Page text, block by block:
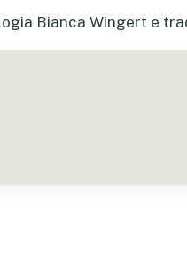
Bianca Wingert e